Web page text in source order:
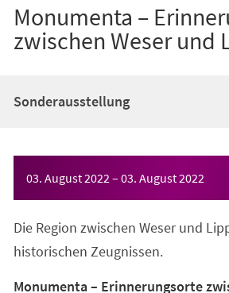
Monumenta –
zwischen Weser und
Sonderausstellung
03. August 2022 – 03. August 2022
Die Region zwischen Weser und
historischen Zeugnissen.
Monumenta – Erinnerungsorte